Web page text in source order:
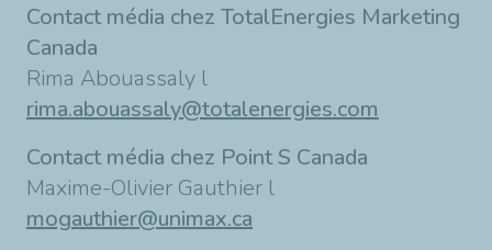
Contact média chez TotalEnergies Marketing
Canada
Rima Abouassaly l
rima.abouassaly@totalenergies.com
Contact média chez Point S Canada
Maxime-Olivier Gauthier l
mogauthier@unimax.ca